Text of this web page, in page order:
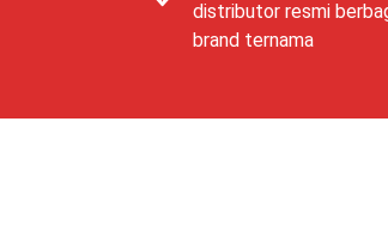
distributor resmi
brand ternama